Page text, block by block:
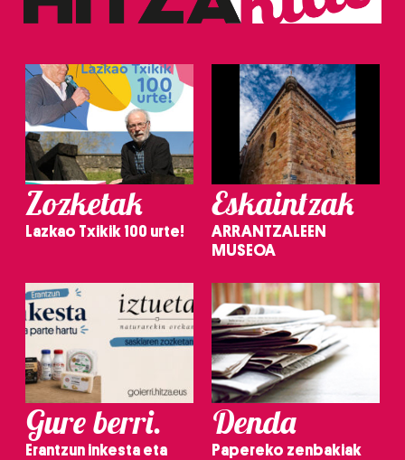
Zozketak
Lazkao Txikik 100 urte!
Eskaintzak
ARRANTZALEEN
MUSEOA
Gure berri.
Erantzun inkesta eta
Denda
Papereko zenbakiak